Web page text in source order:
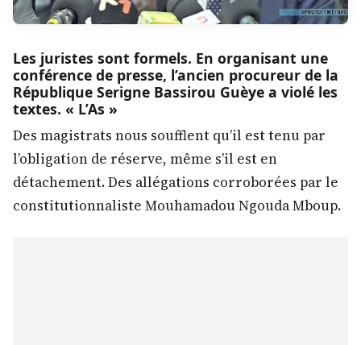
Les juristes sont formels. En organisant une
conférence de presse, l’ancien procureur de la
République Serigne Bassirou Guèye a violé les
textes. « L’As »
Des magistrats nous soufflent qu’il est tenu par
l’obligation de réserve, même s’il est en
détachement. Des allégations corroborées par le
constitutionnaliste Mouhamadou Ngouda Mboup.